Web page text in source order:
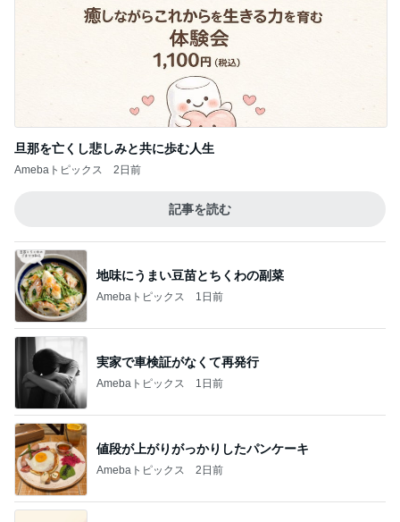
旦那を亡くし悲しみと共に歩む人生
Amebaトピックス 2日前
記事を読む
地味にうまい豆苗とちくわの副菜
Amebaトピックス 1日前
実家で車検証がなくて再発行
Amebaトピックス 1日前
値段が上がりがっかりしたパンケーキ
Amebaトピックス 2日前